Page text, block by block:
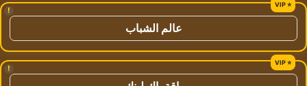
!
عالم الشباب
!